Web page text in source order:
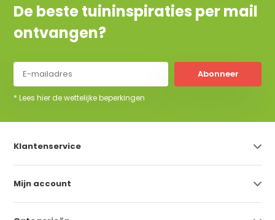
De beste tuininspiraties per mail
ontvangen?
Abonneer
* Lees hier de wettelijke beperkingen
Klantenservice
Mijn account